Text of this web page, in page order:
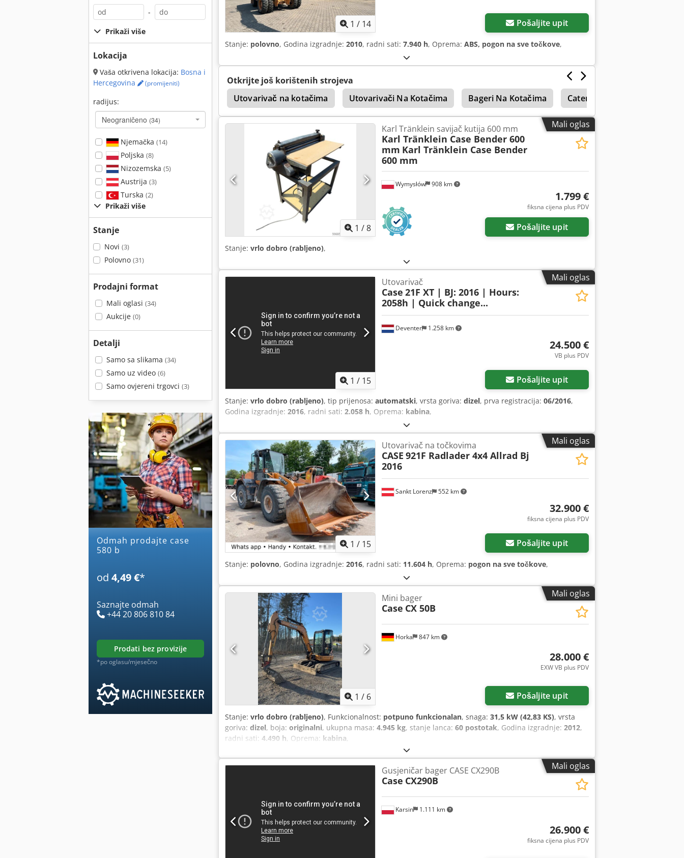
-
Prikaži više
Lokacija
Vaša otkrivena lokacija: Bosna i
Hercegovina
(promijeniti)
radijus:
Neograničeno (34)
Njemačka (14)
Poljska (8)
Nizozemska (5)
Austrija (3)
Turska (2)
Prikaži više
Stanje
Novi (3)
Polovno (31)
Prodajni format
Mali oglasi (34)
Aukcije (0)
Detalji
Samo sa slikama (34)
Samo uz video (6)
Samo ovjereni trgovci (3)
Odmah prodajte case
580 b
od 4,49 €*
Saznajte odmah
+44 20 806 810 84
prodati bez provizije
*po oglasu/mjesečno
1 / 14 Pošaljite upit
Stanje: polovno, Godina izgradnje: 2010, radni sati: 7.940 h, Oprema: ABS, pogon na sve točkove,
Otkrijte još korištenih strojeva
Utovarivač na kotačima
Utovarivači Na Kotačima Bageri Na Kotačima Caterpillar 229
Hyundai
Mali oglas
1 /8
Wymysłów 908 km
Karl Tränklein savijač kutija 600 mm
Karl Tränklein Case Bender 600
mm Karl Tränklein Case Bender
600 mm
1.799 €
fiksna cijena plus PDV
Pošaljite upit
Stanje: vrlo dobro (rabljeno),
Mali oglas
1 / 15
Deventer 1.258 km
Utovarivač
Case 21F XT | BJ: 2016 | Hours:
2058h | Quick change...
24.500 €
VB plus PDV
Pošaljite upit
Stanje: vrlo dobro (rabljeno), tip prijenosa: automatski, vrsta goriva: dizel, prva registracija: 06/2016,
Godina izgradnje: 2016, radni sati: 2.058 h, Oprema: kabina,
Mali oglas
1 / 15
Sankt Lorenz 552 km
Utovarivač na točkovima
CASE 921F Radlader 4x4 Allrad Bj
2016
32.900 €
fiksna cijena plus PDV
Pošaljite upit
Stanje: polovno, Godina izgradnje: 2016, radni sati: 11.604 h, Oprema: pogon na sve točkove,
Mali oglas
1 / 6
Horka 847 km
Mini bager
Case CX 50B
28.000 €
EXW VB plus PDV
Pošaljite upit
Stanje: vrlo dobro (rabljeno), Funkcionalnost: potpuno funkcionalan, snaga: 31,5 kW (42,83 KS), vrsta
goriva: dizel, boja: originalni, ukupna masa: 4.945 kg, stanje lanca: 60 postotak, Godina izgradnje: 2012,
radni sati: 4.490 h, Oprema: kabina,
Mali oglas
Karsin 1.111 km
Gusjeničar bager CASE CX290B
Case CX290B
26.900 €
fiksna cijena plus PDV